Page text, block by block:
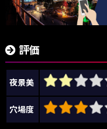
評価
夜景美
穴場度